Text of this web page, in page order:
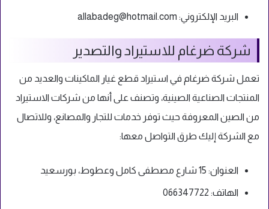
البريد الإلكتروني: allabadeg@hotmail.com
شركة ضرغام للاستيراد والتصدير
تعمل شركة ضرغام في استيراد قطع غيار الماكينات والعديد من
المنتجات الصناعية الصينية، وتصنف على أنها من شركات الاستيراد
من الصين المعروفة حيث توفر خدمات للتجار والمصانع، وللاتصال
مع الشركة إليك طرق التواصل معها:
العنوان: 15 شارع مصطفى كامل وعطوط، بورسعيد
الهاتف: 066347722